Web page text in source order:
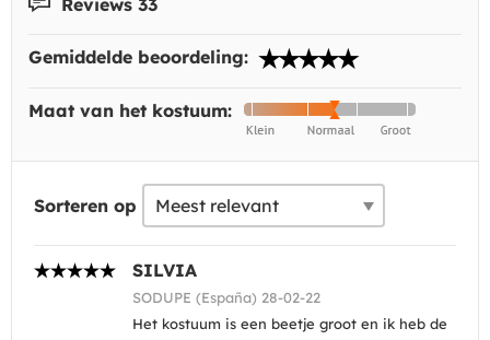
Gemiddelde beoordeling:
Maat van het kostuum:
Sorteren op
SILVIA
SODUPE (España) 28-02-22
Het kostuum is een beetje groot en ik heb de